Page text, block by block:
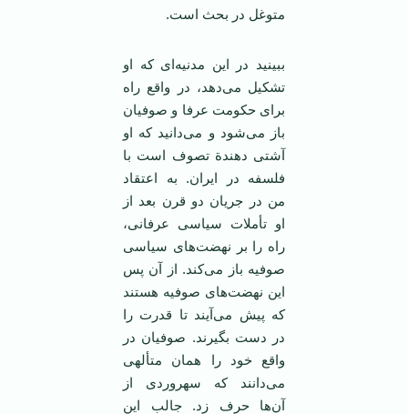
متوغل در بحث است.
ببینید در این مدنیه‌ای که او
تشکیل می‌دهد، در واقع راه
برای حکومت عرفا و صوفیان
باز می‌شود و می‌دانید که او
آشتی دهندة تصوف است با
فلسفه در ایران. به اعتقاد
من در جریان دو قرن بعد از
او تأملات سیاسی عرفانی،
راه را بر نهضت‌های سیاسی
صوفیه باز می‌کند. از آن پس
این نهضت‌های صوفیه هستند
که پیش می‌آیند تا قدرت را
در دست بگیرند. صوفیان در
واقع خود را‌‌ همان متألهی
می‌دانند که سهروردی از
آن‌ها حرف زد. جالب این